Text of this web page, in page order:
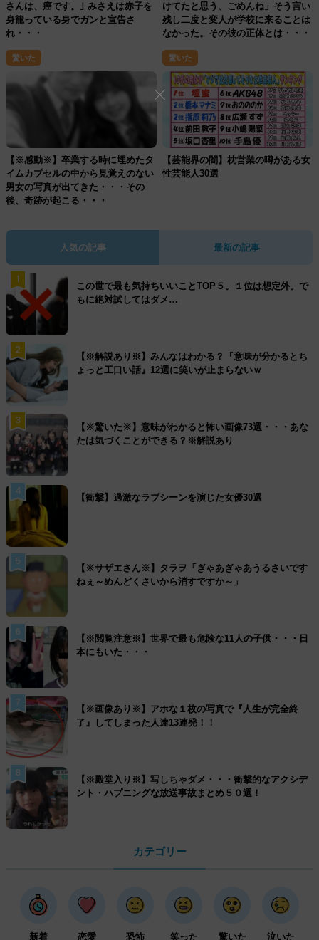
さんは、癌です。｣ みさえは赤子を
身籠っている身でガンと宣告さ
れ・・・
けてたと思う、ごめんね」そう言い
残し二度と変人が学校に来ることは
なかった。その彼の正体とは・・・
驚いた
【※感動※】卒業する時に埋めたタ
イムカプセルの中から見覚えのない
男女の写真が出てきた・・・その
後、奇跡が起こる・・・
驚いた
【芸能界の闇】枕営業の噂がある女
性芸能人30選
人気の記事 最新の記事
1
この世で最も気持ちいいことTOP５。１位は想定外。で
もに絶対試してはダメ…
2
【※解説あり※】みんなはわかる？『意味が分かるとち
ょっと工口い話』12選に笑いが止まらないｗ
3
【※驚いた※】意味がわかると怖い画像73選・・・あな
たは気づくことができる？※解説あり
4
【衝撃】過激なラブシーンを演じた女優30選
5
【※サザエさん※】タラヲ「ぎゃあぎゃあうるさいです
ねぇ～めんどくさいから消すですか～」
6
【※閲覧注意※】世界で最も危険な11人の子供・・・日
本にもいた・・・
7
【※画像あり※】アホな１枚の写真で『人生が完全終
了』してしまった人達13連発！！
8
【※殿堂入り※】写しちゃダメ・・・衝撃的なアクシデ
ント・ハプニングな放送事故まとめ５０選！
カテゴリー
新着 恋愛 恐怖 笑った 驚いた 泣いた